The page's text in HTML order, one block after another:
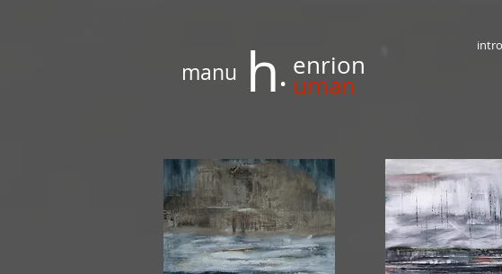
manu h. enrion
uman
intro